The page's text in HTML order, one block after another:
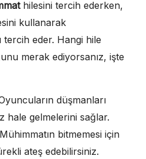
hilesini tercih ederken,
kullanarak
tercih eder. Hangi hile
merak ediyorsanız, işte
düşmanları
hale gelmelerini sağlar.
Mühimmatın bitmemesi için
ateş edebilirsiniz.